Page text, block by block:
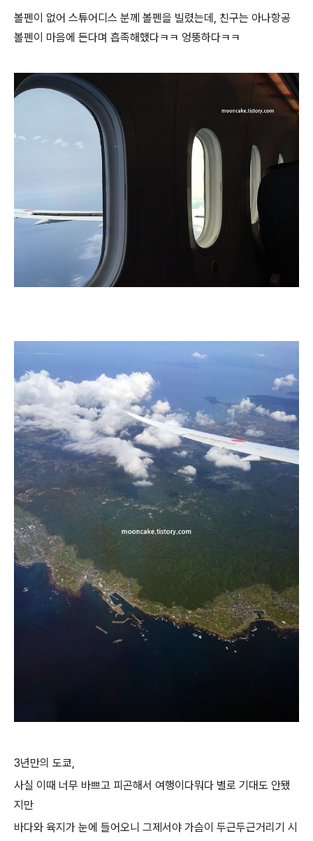
볼펜이 없어 스튜어디스 분께 볼펜을 빌렸는데, 친구는 아나항공
볼펜이 마음에 든다며 흡족해했다ㅋㅋ 엉뚱하다ㅋㅋ
3년만의 도쿄,
사실 이때 너무 바쁘고 피곤해서 여행이다뭐다 별로 기대도 안됐
지만
바다와 육지가 눈에 들어오니 그제서야 가슴이 두근두근거리기 시